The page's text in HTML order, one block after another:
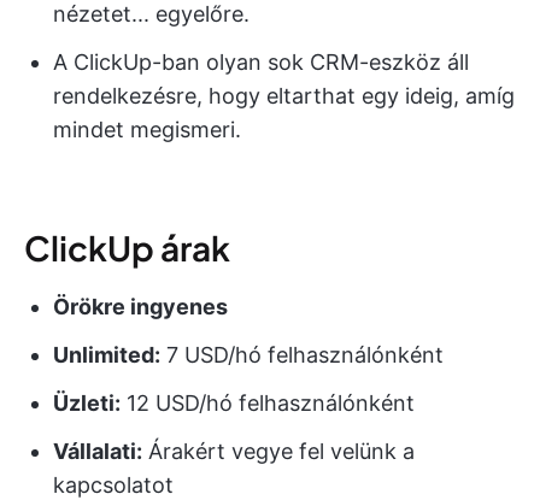
nézetet... egyelőre.
A ClickUp-ban olyan sok CRM-eszköz áll
rendelkezésre, hogy eltarthat egy ideig, amíg
mindet megismeri.
ClickUp árak
Örökre ingyenes
Unlimited: 7 USD/hó felhasználónként
Üzleti: 12 USD/hó felhasználónként
Vállalati: Árakért vegye fel velünk a
kapcsolatot